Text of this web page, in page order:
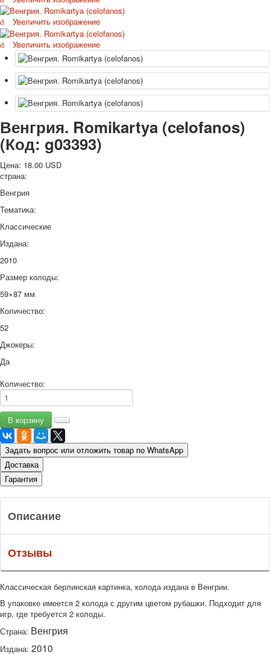
Октябрьская революция
С рождеством
Пасха
9 мая - день победы
Разные пожелания
1 сентября школа
Приглашение
Новости
Новости карточных колод
Новости открыток
О сайте
Ссылки
Наше видео
доставка
Увеличить изображение
Увеличить изображение
Венгрия. Romikartya (celofanos)
(Код: g03393)
Цена: 18.00 USD
страна:
Венгрия
Тематика:
Классические
Издана:
2010
Размер колоды:
59×87 мм
Количество:
52
Джокеры:
Да
Количество:
Задать вопрос или отложить товар по WhatsApp
Доставка
Гарантия
Описание
Отзывы
Классическая берлинская картинка, колода издана в Венгрии.
В упаковке имеется 2 колода с другим цветом рубашки. Подходит для
игр, где требуется 2 колоды.
Страна: Венгрия
Издана: 2010